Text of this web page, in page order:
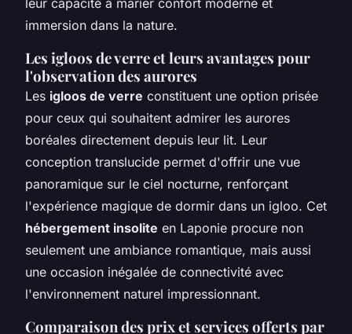
immersion dans la nature.
Les igloos de verre et leurs avantages pour
l'observation des aurores
Les igloos de verre constituent une option prisée
pour ceux qui souhaitent admirer les aurores
boréales directement depuis leur lit. Leur
conception translucide permet d'offrir une vue
panoramique sur le ciel nocturne, renforçant
l'expérience magique de dormir dans un igloo. Cet
hébergement insolite en Laponie procure non
seulement une ambiance romantique, mais aussi
une occasion inégalée de connectivité avec
l'environnement naturel impressionnant.
Comparaison des prix et services offerts par